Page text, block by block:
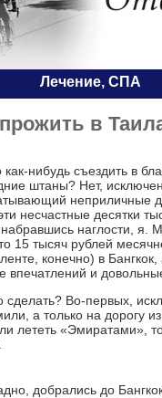
Лечение, СПА
в
нибудь съездить в
штаны? Нет,
неприличные
несчастные десятки
набравшись наглости, я.
15 тысяч рублей
конечно) в
впечатлений и
сделать? Во-первых,
а только на дорогу
лететь «Эмиратами»,
добрались до